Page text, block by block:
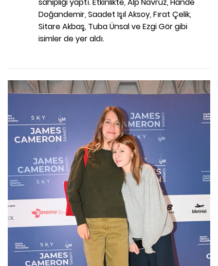
Doğandemir, Saadet Işıl Aksoy, Fırat Çelik,
Sitare Akbaş, Tuba ÜnsalveEzgi Görgibi
isimler de yer aldı.